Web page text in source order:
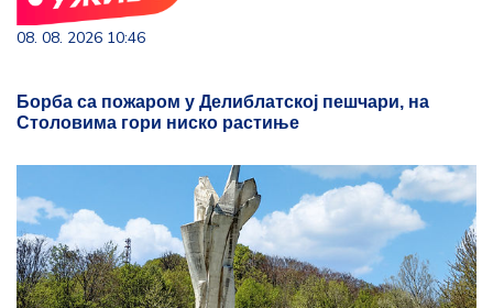
08. 08. 2026 10:46
Борба са пожаром у Делиблатској пешчари, на
Столовима гори ниско растиње